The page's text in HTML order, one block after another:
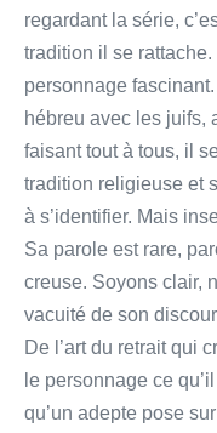
regardant la série,
tradition il se
personnage
hébreu avec les juifs,
faisant tout à tous, il
tradition religieuse et
à s’identifier. Mais
Sa parole est rare,
creuse. Soyons clair,
vacuité de son
De l’art du retrait qui
le personnage ce
qu’un adepte pose